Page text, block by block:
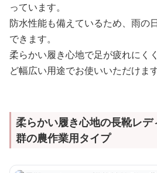
っています。
防水性能も備えているため、雨の
できます。
柔らかい履き心地で足が疲れにく
ど幅広い用途でお使いいただけます
柔らかい履き心地の長靴レ
群の農作業用タイプ